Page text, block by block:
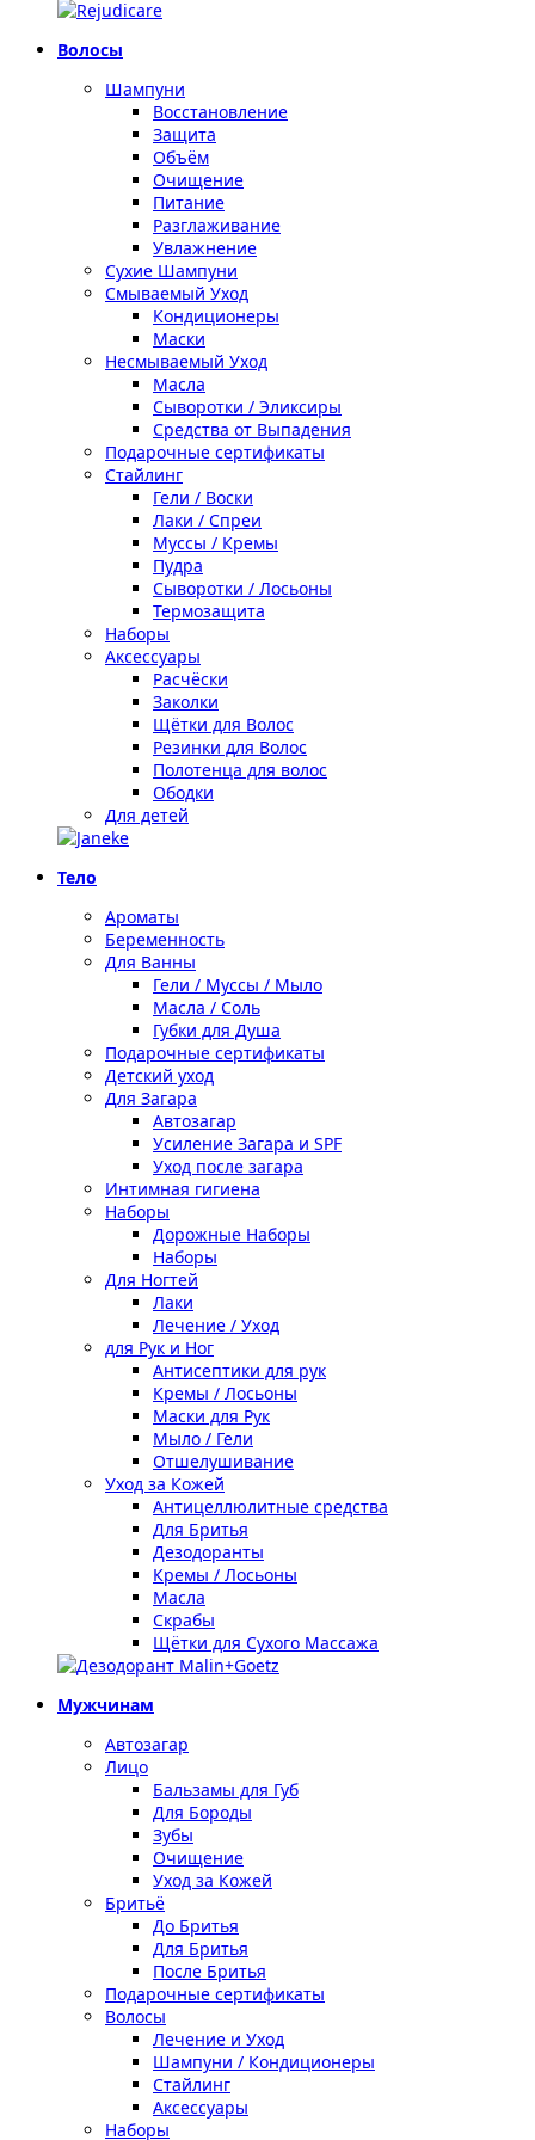
Волосы
Шампуни
Восстановление
Защита
Объём
Очищение
Питание
Разглаживание
Увлажнение
Сухие Шампуни
Смываемый Уход
Кондиционеры
Маски
Несмываемый Уход
Масла
Сыворотки / Эликсиры
Средства от Выпадения
Подарочные сертификаты
Стайлинг
Гели / Воски
Лаки / Спреи
Муссы / Кремы
Пудра
Сыворотки / Лосьоны
Термозащита
Наборы
Аксессуары
Расчёски
Заколки
Щётки для Волос
Резинки для Волос
Полотенца для волос
Ободки
Для детей
Тело
Ароматы
Беременность
Для Ванны
Гели / Муссы / Мыло
Масла / Соль
Губки для Душа
Подарочные сертификаты
Детский уход
Для Загара
Автозагар
Усиление Загара и SPF
Уход после загара
Интимная гигиена
Наборы
Дорожные Наборы
Наборы
Для Ногтей
Лаки
Лечение / Уход
для Рук и Ног
Антисептики для рук
Кремы / Лосьоны
Маски для Рук
Мыло / Гели
Отшелушивание
Уход за Кожей
Антицеллюлитные средства
Для Бритья
Дезодоранты
Кремы / Лосьоны
Масла
Скрабы
Щётки для Сухого Массажа
Мужчинам
Автозагар
Лицо
Бальзамы для Губ
Для Бороды
Зубы
Очищение
Уход за Кожей
Бритьё
До Бритья
Для Бритья
После Бритья
Подарочные сертификаты
Волосы
Лечение и Уход
Шампуни / Кондиционеры
Стайлинг
Аксессуары
Наборы